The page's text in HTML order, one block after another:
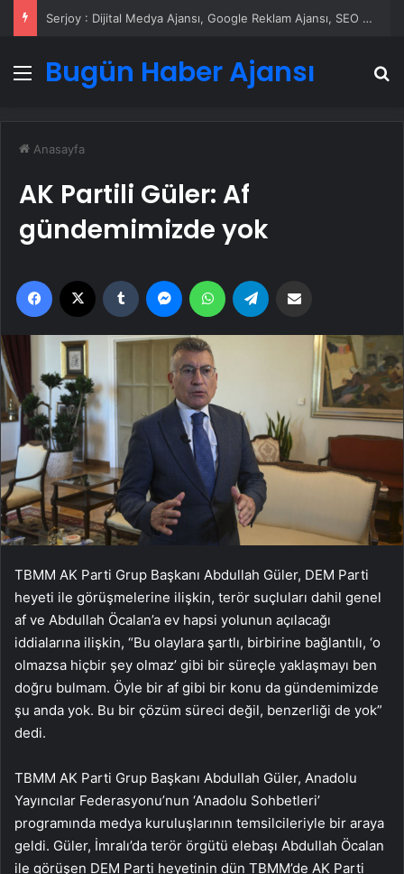
Serjoy : Dijital Medya Ajansı, Google Reklam Ajansı, SEO Ajansı ve Web Tasarım Ajansı
Menü
Bugün Haber Ajansı
Anasayfa
AK Partili Güler: Af
gündemimizde yok
Facebook Tumblr MessengerWhatsApp
TBMM AK Parti Grup Başkanı Abdullah Güler, DEM Parti
heyeti ile görüşmelerine ilişkin, terör suçluları dahil genel
af ve Abdullah Öcalan’a ev hapsi yolunun açılacağı
iddialarına ilişkin, “Bu olaylara şartlı, birbirine bağlantılı, ‘o
olmazsa hiçbir şey olmaz’ gibi bir süreçle yaklaşmayı ben
doğru bulmam. Öyle bir af gibi bir konu da gündemimizde
şu anda yok. Bu bir çözüm süreci değil, benzerliği de yok”
dedi.
TBMM AK Parti Grup Başkanı Abdullah Güler, Anadolu
Yayıncılar Federasyonu’nun ‘Anadolu Sohbetleri’
programında medya kuruluşlarının temsilcileriyle bir araya
geldi. Güler, İmralı’da terör örgütü elebaşı Abdullah Öcalan
ile görüşen DEM Parti heyetinin dün TBMM’de AK Parti